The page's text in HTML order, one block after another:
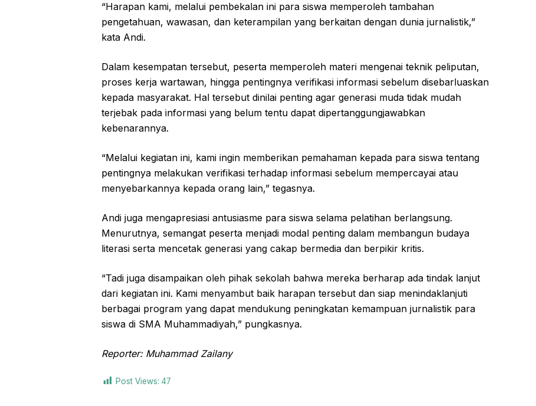
“Harapan kami, melalui pembekalan ini para siswa memperoleh tambahan
pengetahuan, wawasan, dan keterampilan yang berkaitan dengan dunia jurnalistik,”
kata Andi.
Dalam kesempatan tersebut, peserta memperoleh materi mengenai teknik peliputan,
proses kerja wartawan, hingga pentingnya verifikasi informasi sebelum disebarluaskan
kepada masyarakat. Hal tersebut dinilai penting agar generasi muda tidak mudah
terjebak pada informasi yang belum tentu dapat dipertanggungjawabkan
kebenarannya.
“Melalui kegiatan ini, kami ingin memberikan pemahaman kepada para siswa tentang
pentingnya melakukan verifikasi terhadap informasi sebelum mempercayai atau
menyebarkannya kepada orang lain,” tegasnya.
Andi juga mengapresiasi antusiasme para siswa selama pelatihan berlangsung.
Menurutnya, semangat peserta menjadi modal penting dalam membangun budaya
literasi serta mencetak generasi yang cakap bermedia dan berpikir kritis.
“Tadi juga disampaikan oleh pihak sekolah bahwa mereka berharap ada tindak lanjut
dari kegiatan ini. Kami menyambut baik harapan tersebut dan siap menindaklanjuti
berbagai program yang dapat mendukung peningkatan kemampuan jurnalistik para
siswa di SMA Muhammadiyah,” pungkasnya.
Reporter: Muhammad Zailany
Post Views: 47